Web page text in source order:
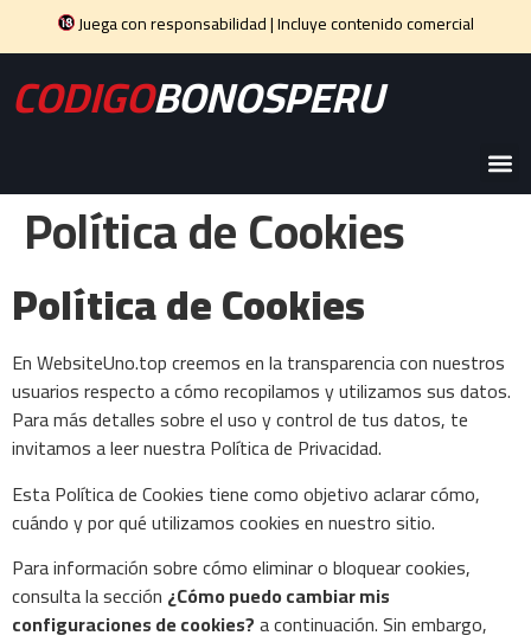
Juega con responsabilidad | Incluye contenido comercial
CODIGOBONOSPERU
Política de Cookies
Política de Cookies
En WebsiteUno.top creemos en la transparencia con nuestros
usuarios respecto a cómo recopilamos y utilizamos sus datos.
Para más detalles sobre el uso y control de tus datos, te
invitamos a leer nuestra Política de Privacidad.
Esta Política de Cookies tiene como objetivo aclarar cómo,
cuándo y por qué utilizamos cookies en nuestro sitio.
Para información sobre cómo eliminar o bloquear cookies,
consulta la sección ¿Cómo puedo cambiar mis
configuraciones de cookies?a continuación. Sin embargo,